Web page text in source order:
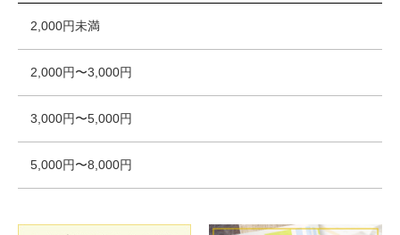
2,000円未満
2,000円〜3,000円
3,000円〜5,000円
5,000円〜8,000円